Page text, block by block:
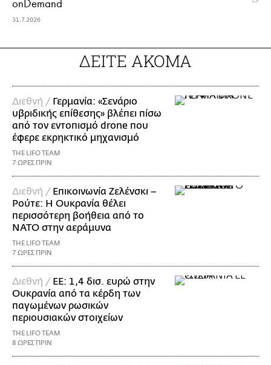
onDemand
31.7.2026
ΔΕΙΤΕ ΑΚΟΜΑ
Διεθνή / Γερμανία: «Σενάριο
υβριδικής επίθεσης» βλέπει πίσω
από τον εντοπισμό drone που
έφερε εκρηκτικό μηχανισμό
THE LIFO TEAM
7 ΩΡΕΣ ΠΡΙΝ
Διεθνή / Επικοινωνία Ζελένσκι –
Ρούτε: Η Ουκρανία θέλει
περισσότερη βοήθεια από το
ΝΑΤΟ στην αεράμυνα
THE LIFO TEAM
7 ΩΡΕΣ ΠΡΙΝ
Διεθνή / ΕΕ: 1,4 δισ. ευρώ στην
Ουκρανία από τα κέρδη των
παγωμένων ρωσικών
περιουσιακών στοιχείων
THE LIFO TEAM
8 ΩΡΕΣ ΠΡΙΝ